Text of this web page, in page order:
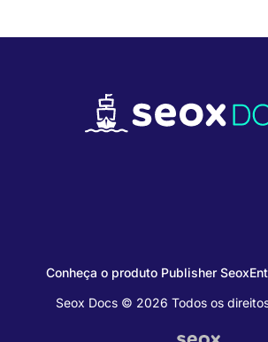
Seox Docs © 2026 Todos os
Conheça o produto Publisher Seox